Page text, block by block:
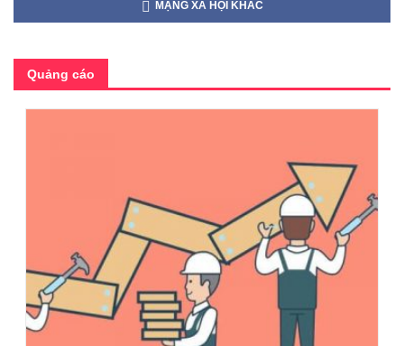
MẠNG XÃ HỘI KHÁC
Quảng cáo